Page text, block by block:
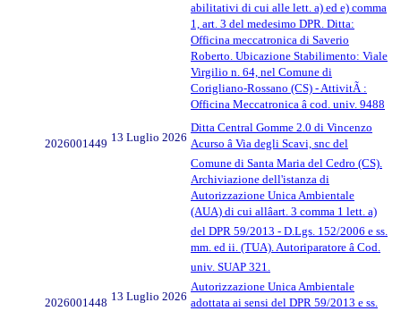
abilitativi di cui alle lett. a) ed e) comma
1, art. 3 del medesimo DPR. Ditta:
Officina meccatronica di Saverio
Roberto. Ubicazione Stabilimento: Viale
Virgilio n. 64, nel Comune di
Corigliano-Rossano (CS) - AttivitÃ :
Officina Meccatronica â cod. univ. 9488
2026001449 13 Luglio 2026
Ditta Central Gomme 2.0 di Vincenzo
Acurso â Via degli Scavi, snc del
Comune di Santa Maria del Cedro (CS).
Archiviazione dell'istanza di
Autorizzazione Unica Ambientale
(AUA) di cui allâart. 3 comma 1 lett. a)
del DPR 59/2013 - D.Lgs. 152/2006 e ss.
mm. ed ii. (TUA). Autoriparatore â Cod.
univ. SUAP 321.
2026001448 13 Luglio 2026
Autorizzazione Unica Ambientale
adottata ai sensi del DPR 59/2013 e ss.